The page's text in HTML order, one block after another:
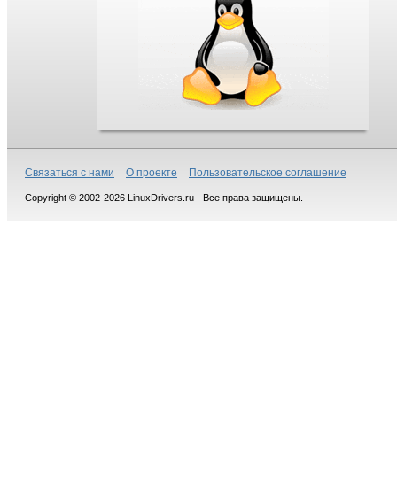
Связаться с нами О проекте Пользовательское соглашение
Copyright © 2002-2026 LinuxDrivers.ru - Все права защищены.